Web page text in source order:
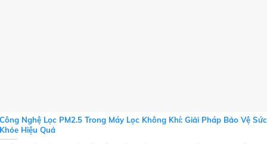
Công Nghệ Lọc PM2.5 Trong Máy Lọc Không Khí: Giải Pháp Bảo Vệ Sức
Khỏe Hiệu Quả